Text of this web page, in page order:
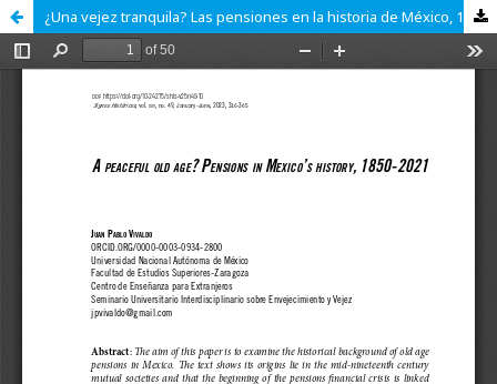
¿Una vejez tranquila? Las pensiones en la historia de México, 1850-2021